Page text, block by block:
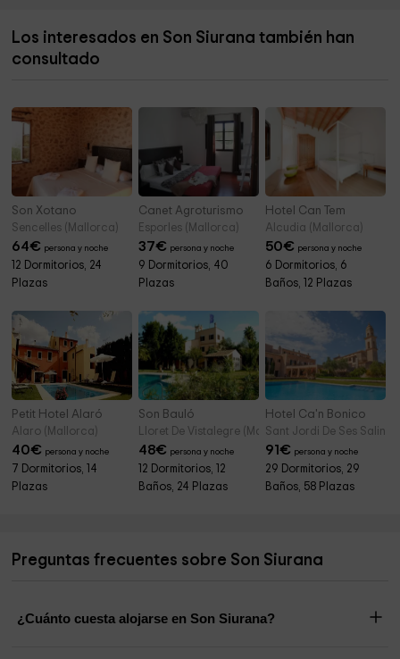
Ayuntamiento de Alcudia 7,2 km
Los interesados en Son Siurana también han
consultado
Son Xotano
Sencelles (Mallorca)
64€ persona y noche
12 Dormitorios, 24
Plazas
Canet Agroturismo
Esporles (Mallorca)
37€ persona y noche
9 Dormitorios, 40
Plazas
Hotel Can Tem
Alcudia (Mallorca)
50€ persona y noche
6 Dormitorios, 6
Baños, 12 Plazas
Petit Hotel Alaró
Alaro (Mallorca)
40€ persona y noche
7 Dormitorios, 14
Plazas
Son Bauló
Lloret De Vistalegre (Mallorca)
48€ persona y noche
12 Dormitorios, 12
Baños, 24 Plazas
Hotel Ca'n Bonico
Sant Jordi De Ses
91€ persona y noche
29 Dormitorios, 29
Baños, 58 Plazas
Preguntas frecuentes sobre Son Siurana
¿Cuánto cuesta alojarse en Son Siurana?